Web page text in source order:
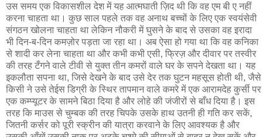
उस समय एक विकासशील देश में यह आत्मघाती ज़िद थी कि वह एम बी ए नहीं
करना चाहता था। कुछ साल पहले तक वह अनाथ बच्चों के लिए एक स्वयंसेवी
संगठन खोलना चाहता था लेकिन नौकरी में घुसने के बाद से उसका वह इरादा
भी दिन-ब-दिन कमज़ोर पड़ता जा रहा था। अब ऐसा हो गया था कि वह कनिका
से शादी कर लेना चाहता था और कभी कभी एसी, फ्रिज़ और दीवार पर तस्वीर
की तरह टँगने वाले टीवी से युक्त तीन कमरों वाले घर के सपने देखता था। यह
इकलौता सपना था, जिसे देखने के बाद उसे देर तक घुटन महसूस होती थी, जैसे
किसी ने उसे तेईस डिग्री के स्थिर तापमान वाले कमरे में एक आरामदेह कुर्सी पर
एक कम्प्यूटर के सामने बिठा दिया है और लोहे की जंजीरों से बाँध दिया है। इस
तरह कि माउस से चुम्बक की तरह चिपके उसके हाथ उतनी ही गति कर सकें,
जितनी कर्सर को पूरी स्क्रीन की यात्रा करवाने के लिए आवश्यक है और